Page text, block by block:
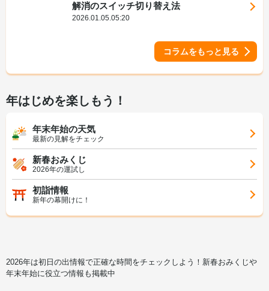
解消のスイッチ切り替え法
2026.01.05.05:20
コラムをもっと見る
年はじめを楽しもう！
年末年始の天気
最新の見解をチェック
新春おみくじ
2026年の運試し
初詣情報
新年の幕開けに！
2026年は初日の出情報で正確な時間をチェックしよう！新春おみくじや
年末年始に役立つ情報も掲載中